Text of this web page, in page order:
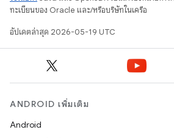
ทะเบียนของ Oracle และ/หรือบริษัทในเครือ
อัปเดตล่าสุด 2026-05-19 UTC
ANDROID เพิ่มเติม
Android